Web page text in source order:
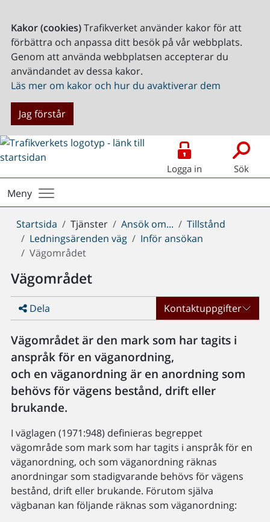
Kakor (cookies)Trafikverket använder kakor för att
förbättra och anpassa ditt besök på vår webbplats.
Genom att använda webbplatsen accepterar du
användandet av dessa kakor.
Läs mer om kakor och hur du avaktiverar dem
Jag förstår
Logga in Sök
Meny
Du
är
här:
Startsida Tjänster Ansök om...
Tillstånd
Ledningsärenden väg
Inför ansökan
Vägområdet
Vägområdet
Dela Kontaktuppgifter
Vägområdet är den mark som har tagits i
anspråk för en väganordning,
och en väganordning är en anordning som
behövs för vägens bestånd, drift eller
brukande.
I väglagen (1971:948) definieras begreppet
vägområde som mark som har tagits i anspråk för en
väganordning, och som väganordning räknas
anordningar som stadigvarande behövs för vägens
bestånd, drift eller brukande. Förutom själva
vägbanan kan följande räknas som väganordning: